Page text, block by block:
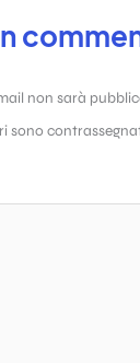
non sarà
sono